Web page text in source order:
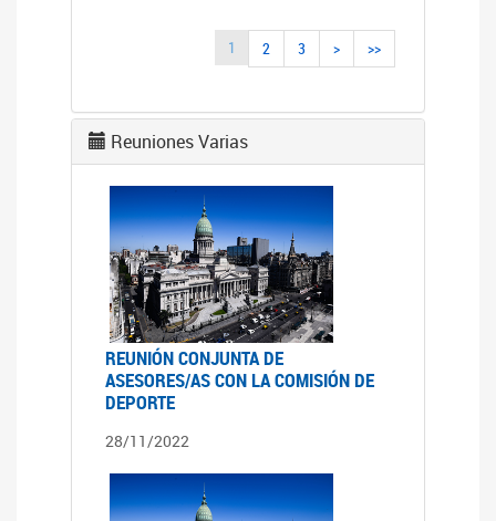
1 2 3 > >>
Reuniones Varias
REUNIÓN CONJUNTA DE
ASESORES/AS CON LA COMISIÓN DE
DEPORTE
28/11/2022